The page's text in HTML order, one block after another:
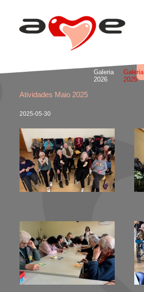
Galeria
2026
Galeria
2025
Atividades Maio 2025
2025-05-30